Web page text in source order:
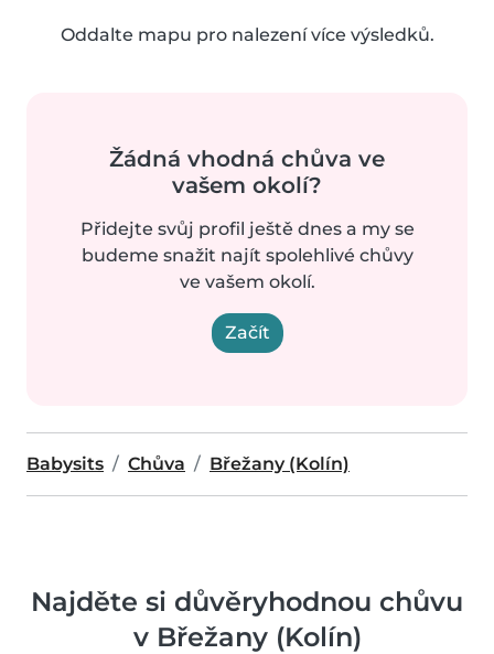
Oddalte mapu pro nalezení více výsledků.
Žádná vhodná chůva ve
vašem okolí?
Přidejte svůj profil ještě dnes a my se
budeme snažit najít spolehlivé chůvy
ve vašem okolí.
Začít
Babysits Chůva Břežany (Kolín)
Najděte si důvěryhodnou chůvu
v Břežany (Kolín)